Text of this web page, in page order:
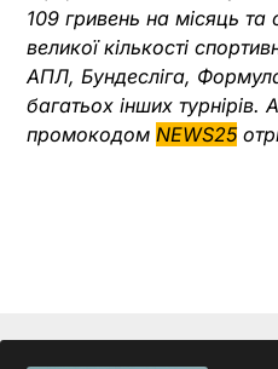
109 гривень на місяць
великої кількості
АПЛ, Бундесліга,
багатьох інших
промокодом NEWS25